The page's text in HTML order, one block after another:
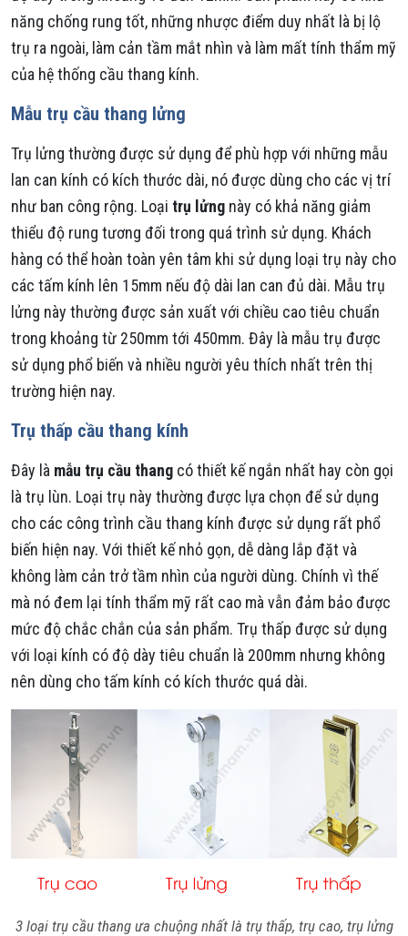
năng chống rung tốt, những nhược điểm duy nhất là bị lộ
trụ ra ngoài, làm cản tầm mắt nhìn và làm mất tính thẩm mỹ
của hệ thống cầu thang kính.
Mẫu trụ cầu thang lửng
Trụ lửng thường được sử dụng để phù hợp với những mẫu
lan can kính có kích thước dài, nó được dùng cho các vị trí
như ban công rộng. Loại trụ lửng này có khả năng giảm
thiểu độ rung tương đối trong quá trình sử dụng. Khách
hàng có thể hoàn toàn yên tâm khi sử dụng loại trụ này cho
các tấm kính lên 15mm nếu độ dài lan can đủ dài. Mẫu trụ
lửng này thường được sản xuất với chiều cao tiêu chuẩn
trong khoảng từ 250mm tới 450mm. Đây là mẫu trụ được
sử dụng phổ biến và nhiều người yêu thích nhất trên thị
trường hiện nay.
Trụ thấp cầu thang kính
Đây là mẫu trụ cầu thang có thiết kế ngắn nhất hay còn gọi
là trụ lùn. Loại trụ này thường được lựa chọn để sử dụng
cho các công trình cầu thang kính được sử dụng rất phổ
biến hiện nay. Với thiết kế nhỏ gọn, dễ dàng lắp đặt và
không làm cản trở tầm nhìn của người dùng. Chính vì thế
mà nó đem lại tính thẩm mỹ rất cao mà vẫn đảm bảo được
mức độ chắc chắn của sản phẩm. Trụ thấp được sử dụng
với loại kính có độ dày tiêu chuẩn là 200mm nhưng không
nên dùng cho tấm kính có kích thước quá dài.
3 loại trụ cầu thang ưa chuộng nhất là trụ thấp, trụ cao, trụ lửng